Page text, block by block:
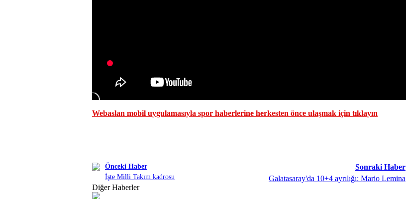
Webaslan mobil uygulamasıyla spor haberlerine herkesten önce ulaşmak için tıklayın
Önceki Haber
İşte Milli Takım kadrosu
Sonraki Haber
Galatasaray'da 10+4 ayrılığı: Mario Lemina
Diğer Haberler